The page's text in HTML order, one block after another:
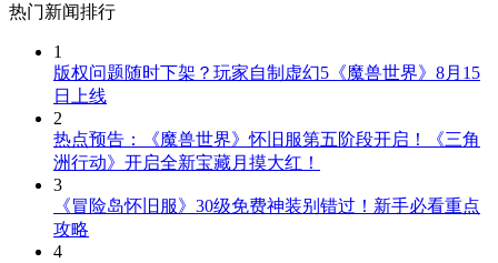
热门新闻排行
1
版权问题随时下架？玩家自制虚幻5《魔兽世界》8月15
日上线
2
热点预告：《魔兽世界》怀旧服第五阶段开启！《三角
洲行动》开启全新宝藏月摸大红！
3
《冒险岛怀旧服》30级免费神装别错过！新手必看重点
攻略
4